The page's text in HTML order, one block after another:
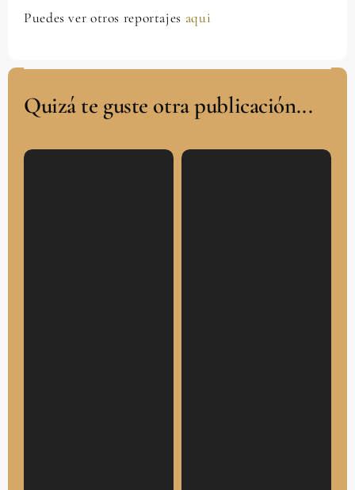
Puedes ver otros reportajes aqui
Quizá te guste otra publicación...